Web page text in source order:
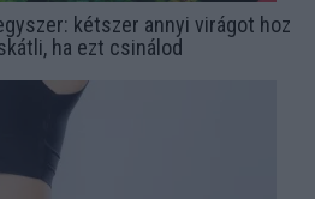
kétszer annyi virágot hoz
ha ezt csinálod